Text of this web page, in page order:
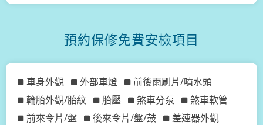
預約保修免費安檢項目
車身外觀 外部車燈
前後雨刷片/噴水頭
輪胎外觀/胎紋
胎壓 煞車分泵
煞車軟管
前來令片/盤
後來令片/盤/鼓
差速器外觀